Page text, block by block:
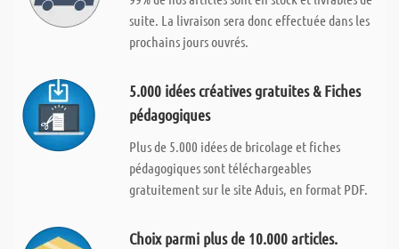
suite. La livraison sera donc effectuée dans les
prochains jours ouvrés.
5.000 idées créatives gratuites & Fiches
pédagogiques
Plus de 5.000 idées de bricolage et fiches
pédagogiques sont téléchargeables
gratuitement sur le site Aduis, en format PDF.
Choix parmi plus de 10.000 articles.